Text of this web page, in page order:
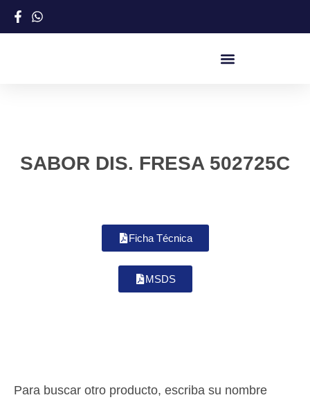
SABOR DIS. FRESA 502725C
Ficha Técnica
MSDS
Para buscar otro producto, escriba su nombre